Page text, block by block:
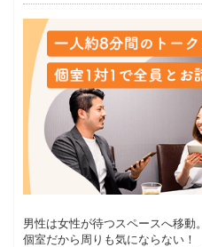
男性は女性が待つスペースへ移動。
個室だから周りも気にならない！